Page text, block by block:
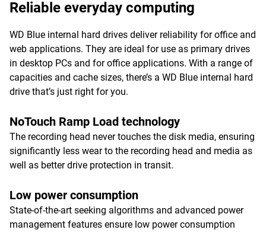
Reliable everyday computing
WD Blue internal hard drives deliver reliability for office and
web applications. They are ideal for use as primary drives
in desktop PCs and for office applications. With a range of
capacities and cache sizes, there’s a WD Blue internal hard
drive that’s just right for you.
NoTouch Ramp Load technology
The recording head never touches the disk media, ensuring
significantly less wear to the recording head and media as
well as better drive protection in transit.
Low power consumption
State-of-the-art seeking algorithms and advanced power
management features ensure low power consumption